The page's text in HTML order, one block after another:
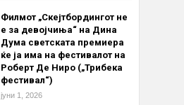
Филмот „Скејтбордингот не
е за девојчиња“ на Дина
Дума светската премиера
ќе ја има на фестивалот на
Роберт Де Ниро („Трибека
фестивал“)
јуни 1, 2026